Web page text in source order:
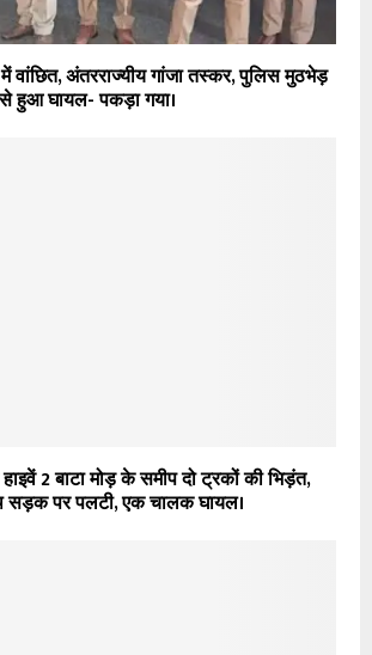
वांछित, अंतरराज्यीय गांजा तस्कर, पुलिस मुठभेड़
हुआ घायल- पकड़ा गया।
2 बाटा मोड़ के समीप दो ट्रकों की भिड़ंत,
सड़क पर पलटी, एक चालक घायल।